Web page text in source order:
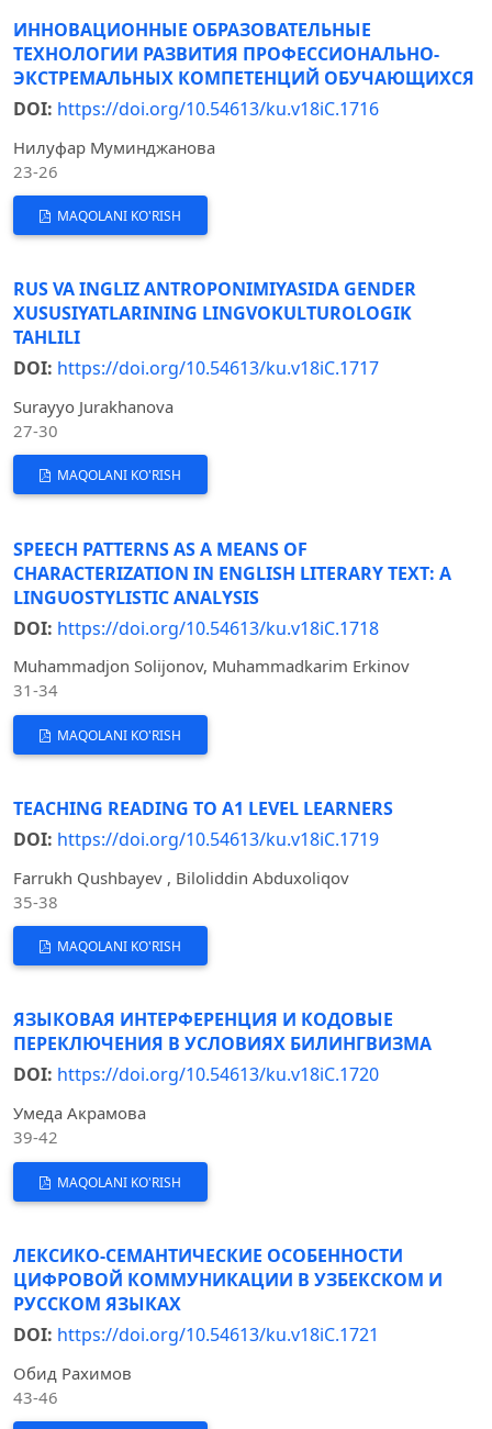
ИННОВАЦИОННЫЕ ОБРАЗОВАТЕЛЬНЫЕ
ТЕХНОЛОГИИ РАЗВИТИЯ ПРОФЕССИОНАЛЬНО-
ЭКСТРЕМАЛЬНЫХ КОМПЕТЕНЦИЙ ОБУЧАЮЩИХСЯ
DOI: https://doi.org/10.54613/ku.v18iC.1716
Нилуфар Муминджанова
23-26
MAQOLANI KO'RISH
RUS VA INGLIZ ANTROPONIMIYASIDA GENDER
XUSUSIYATLARINING LINGVOKULTUROLOGIK
TAHLILI
DOI: https://doi.org/10.54613/ku.v18iC.1717
Surayyo Jurakhanova
27-30
MAQOLANI KO'RISH
SPEECH PATTERNS AS A MEANS OF
CHARACTERIZATION IN ENGLISH LITERARY TEXT: A
LINGUOSTYLISTIC ANALYSIS
DOI: https://doi.org/10.54613/ku.v18iC.1718
Muhammadjon Solijonov, Muhammadkarim Erkinov
31-34
MAQOLANI KO'RISH
TEACHING READING TO A1 LEVEL LEARNERS
DOI: https://doi.org/10.54613/ku.v18iC.1719
Farrukh Qushbayev , Biloliddin Abduxoliqov
35-38
MAQOLANI KO'RISH
ЯЗЫКОВАЯ ИНТЕРФЕРЕНЦИЯ И КОДОВЫЕ
ПЕРЕКЛЮЧЕНИЯ В УСЛОВИЯХ БИЛИНГВИЗМА
DOI: https://doi.org/10.54613/ku.v18iC.1720
Умеда Акрамова
39-42
MAQOLANI KO'RISH
ЛЕКСИКО-СЕМАНТИЧЕСКИЕ ОСОБЕННОСТИ
ЦИФРОВОЙ КОММУНИКАЦИИ В УЗБЕКСКОМ И
РУССКОМ ЯЗЫКАХ
DOI: https://doi.org/10.54613/ku.v18iC.1721
Обид Рахимов
43-46